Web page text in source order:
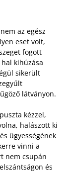
az egész
eset volt,
fogott
kihúzása
sikerült
látványon.
kézzel,
halászott ki
ügyességének
vinni a
nem csupán
és